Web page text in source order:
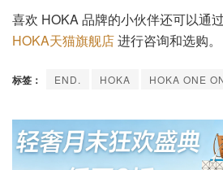
喜欢 HOKA 品牌的小伙伴还可以通过
HOKA天猫旗舰店进行咨询和选购。
标签： END. HOKA HOKA ONE